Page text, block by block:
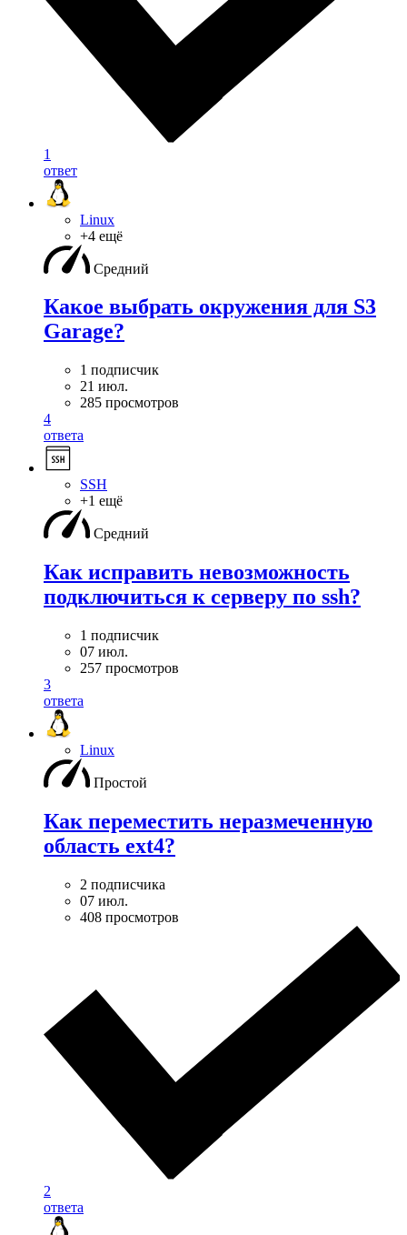
1
ответ
Linux
+4 ещё
Средний
Какое выбрать окружения для S3
Garage?
1 подписчик
21 июл.
285 просмотров
4
ответа
SSH
+1 ещё
Средний
Как исправить невозможность
подключиться к серверу по ssh?
1 подписчик
07 июл.
257 просмотров
3
ответа
Linux
Простой
Как переместить неразмеченную
область ext4?
2 подписчика
07 июл.
408 просмотров
2
ответа